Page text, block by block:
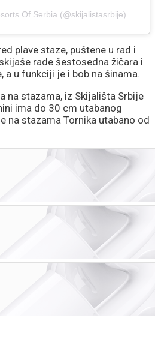
Of Serbia (@skijalistasrbije)
plave staze, puštene u rad i
rade šestosedna žičara i
a u funkciji je i bob na šinama.
na stazama, iz Skijališta Srbije
ima do 30 cm utabanog
na stazama Tornika utabano od